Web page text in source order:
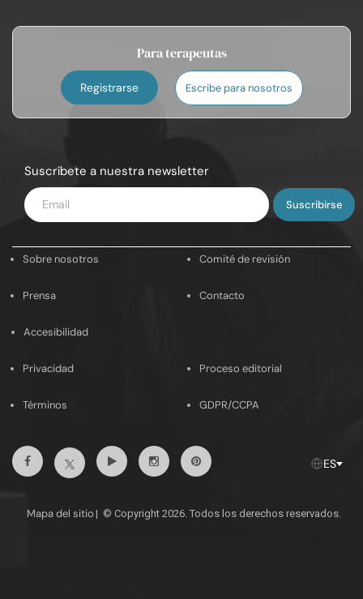
Para terapeutas
Registrarse Escribe para nosotros
Suscríbete a nuestra newsletter
Introduce
tu
Sobre nosotros Comité de revisión
Prensa Contacto
Accesibilidad
Privacidad Proceso editorial
Términos GDPR/CCPA
FacebookTwitterYoutubeInstagramPinterest ES
Mapa del sitio | © Copyright 2026. Todos los derechos reservados.